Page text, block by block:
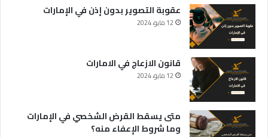
عقوبة التصوير بدون إذن في الإمارات
12 مايو، 2024
قانون الازعاج في الامارات
12 مايو، 2024
متى يسقط القرض الشخصي في الإمارات
وما شروط الإعفاء منه؟